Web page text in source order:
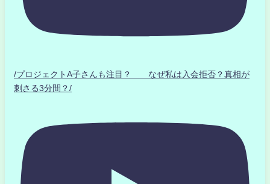
/プロジェクトA子さんも注目？ なぜ私は入会拒否？真相が
刺さる3分間？/